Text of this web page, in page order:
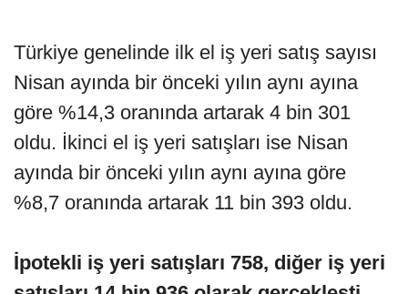
Türkiye genelinde ilk el iş yeri satış sayısı
Nisan ayında bir önceki yılın aynı ayına
göre %14,3 oranında artarak 4 bin 301
oldu. İkinci el iş yeri satışları ise Nisan
ayında bir önceki yılın aynı ayına göre
%8,7 oranında artarak 11 bin 393 oldu.
İpotekli iş yeri satışları 758, diğer iş yeri